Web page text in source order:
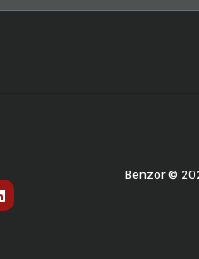
Benzor ©